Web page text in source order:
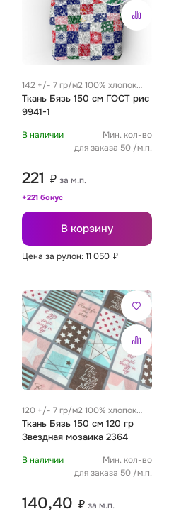
142 +/- 7 гр/м2 100% хлопок
0.29 м
Ткань Бязь 150 см ГОСТ рис
9941-1
В наличии
Мин. кол-во
для заказа 50 /м.п.
221 ₽ за м.п.
+221 бонус
В корзину
Цена за рулон: 11 050 ₽
120 +/- 7 гр/м2 100% хлопок
0.28 м
Ткань Бязь 150 см 120 гр
Звездная мозаика 2364
В наличии
Мин. кол-во
для заказа 50 /м.п.
140,40 ₽ за м.п.